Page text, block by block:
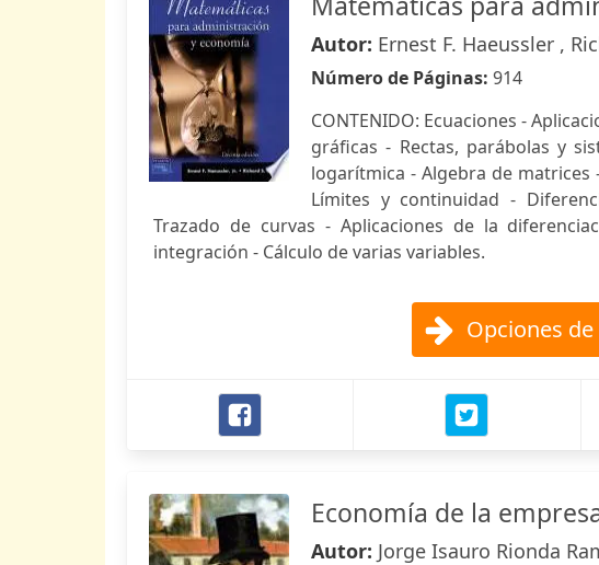
Autor: Ernest F. Haeussler ,
Número de Páginas: 914
CONTENIDO: Ecuaciones -
gráficas - Rectas, parábolas y
logarítmica - Algebra de
Límites y continuidad -
Trazado de curvas - Aplicaciones de la
integración - Cálculo de varias variables.
Opciones
Economía de la
Autor: Jorge Isauro Rionda